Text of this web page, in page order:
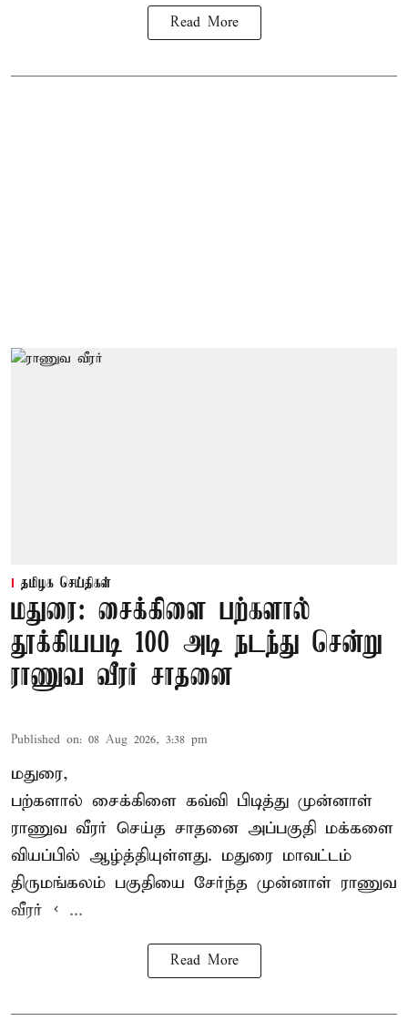
Read More
தமிழக செய்திகள்
மதுரை: சைக்கிளை பற்களால்
தூக்கியபடி 100 அடி நடந்து சென்று
ராணுவ வீரர் சாதனை
Published on: 08 Aug 2026, 3:38 pm
மதுரை,
பற்களால் சைக்கிளை கவ்வி பிடித்து முன்னாள்
ராணுவ வீரர் செய்த சாதனை அப்பகுதி மக்களை
வியப்பில் ஆழ்த்தியுள்ளது. மதுரை மாவட்டம்
திருமங்கலம் பகுதியை சேர்ந்த முன்னாள் ராணுவ
வீரர் < ...
Read More